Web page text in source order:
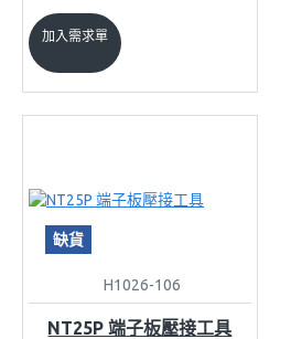
加入需求單
缺貨
H1026-106
NT25P 端子板壓接工具